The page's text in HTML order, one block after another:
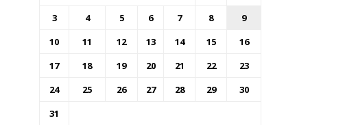
3
4 5 6 7 8
9
10
11 12 13 14 15
16
17
18 19 20 21 22
23
24
25 26 27 28 29
30
31